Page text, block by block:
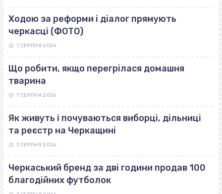
Ходою за реформи і діалог прямують
черкасці (ФОТО)
7 СЕРПНЯ 2026
Що робити, якщо перегрілася домашня
тварина
7 СЕРПНЯ 2026
Як живуть і почуваються виборці, дільниці
та реєстр на Черкащині
7 СЕРПНЯ 2026
Черкаський бренд за дві години продав 100
благодійних футболок